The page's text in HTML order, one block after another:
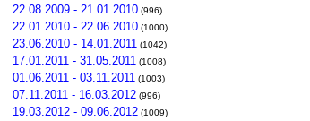
22.08.2009 - 21.01.2010 (996)
22.01.2010 - 22.06.2010 (1000)
23.06.2010 - 14.01.2011 (1042)
17.01.2011 - 31.05.2011 (1008)
01.06.2011 - 03.11.2011 (1003)
07.11.2011 - 16.03.2012 (996)
19.03.2012 - 09.06.2012 (1009)